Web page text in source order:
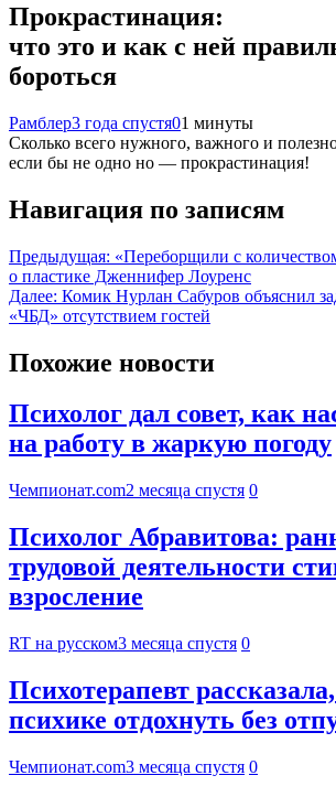
Прокрастинация:
что это и как с ней
бороться
Рамблер3 года спустя01 минуты
Сколько всего нужного, важного и
если бы не одно но — прокрастинация!
Навигация по записям
Предыдущая: «Переборщили с
о пластике Дженнифер Лоуренс
Далее: Комик Нурлан Сабуров объяснил
«ЧБД» отсутствием гостей
Похожие новости
Психолог дал совет, как
на работу в жаркую погоду
Чемпионат.com2 месяца спустя 0
Психолог Абравитова:
трудовой деятельности
взросление
RT на русском3 месяца спустя 0
Психотерапевт
психике отдохнуть без
Чемпионат.com3 месяца спустя 0